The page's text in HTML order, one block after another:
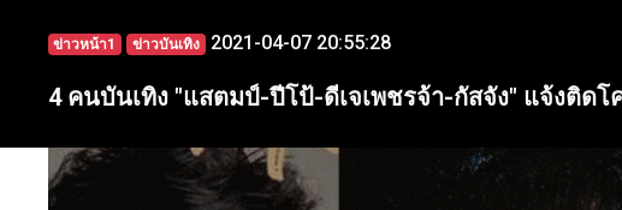
ข่าวหน้า1 ข่าวบันเทิง 2021-04-07 20:55:28
4 คนบันเทิง "แสตมป์-ปีโป้-ดีเจเพชรจ้า-กัสจัง" แจ้งติด